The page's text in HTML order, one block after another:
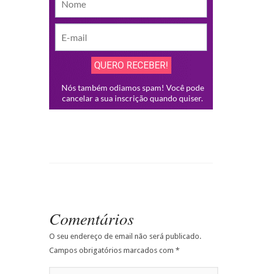
Comentários
O seu endereço de email não será publicado.
Campos obrigatórios marcados com *